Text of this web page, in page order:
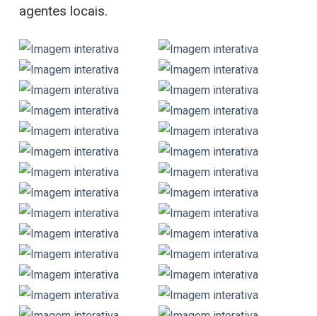
agentes locais.